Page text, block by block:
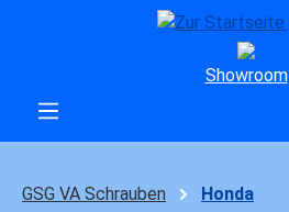
Zum Hauptinhalt springen
Showroom
GSG VA Schrauben Honda